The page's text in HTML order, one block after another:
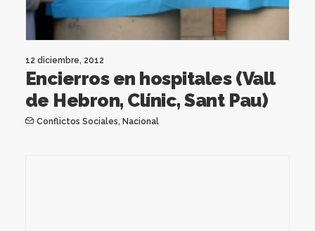
12 diciembre, 2012
Encierros en hospitales (Vall
de Hebron, Clínic, Sant Pau)
Conflictos Sociales, Nacional